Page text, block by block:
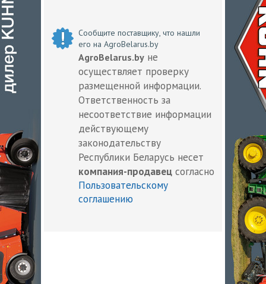
Сообщите поставщику, что нашли
его на AgroBelarus.by
AgroBelarus.by не
осуществляет проверку
размещенной информации.
Ответственность за
несоответствие информации
действующему
законодательству
Республики Беларусь несет
компания-продавец согласно
Пользовательскому
соглашению